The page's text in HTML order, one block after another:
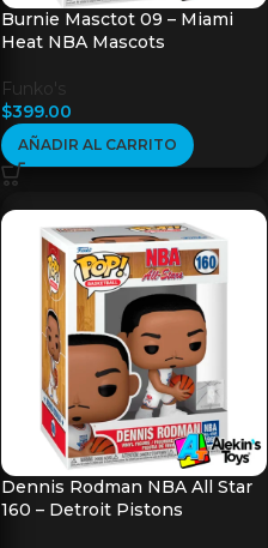
Burnie Masctot 09 – Miami
Heat NBA Mascots
Funko's
$399.00
AÑADIR AL CARRITO
Dennis Rodman NBA All Star
160 – Detroit Pistons